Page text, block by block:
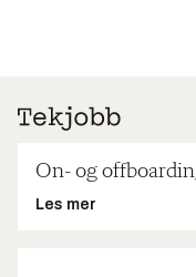
On- og
Les mer